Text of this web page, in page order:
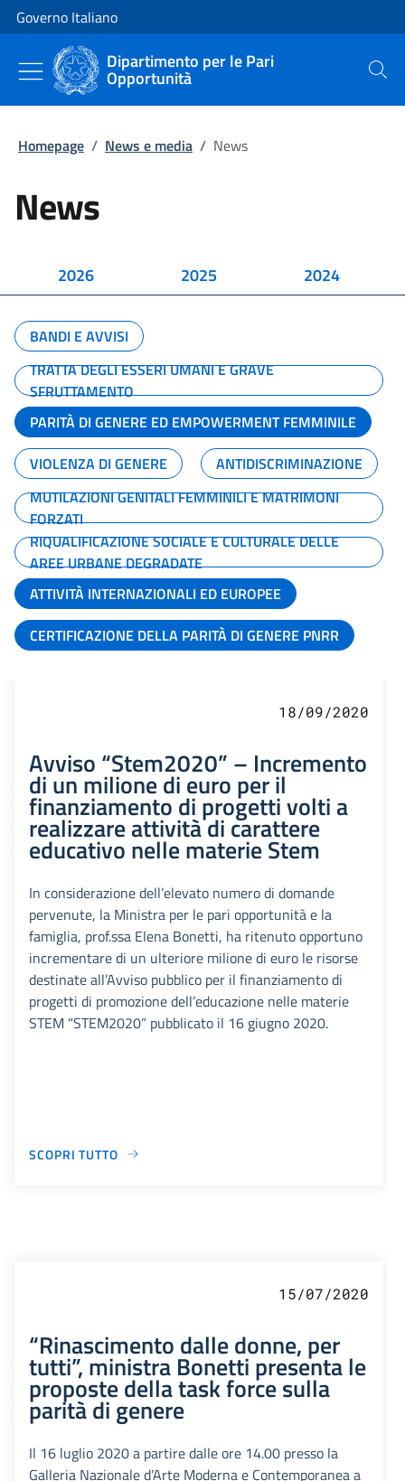
Vai al contenuto
Vai alla navigazione del sito
Governo Italiano
Dipartimento per le Pari
Opportunità Cerca
Homepage / News e media / News
News
2026 2025 2024
BANDI E AVVISI
TRATTA DEGLI ESSERI UMANI E GRAVE
SFRUTTAMENTO
PARITÀ DI GENERE ED EMPOWERMENT FEMMINILE
VIOLENZA DI GENERE
ANTIDISCRIMINAZIONE
MUTILAZIONI GENITALI FEMMINILI E MATRIMONI
FORZATI
RIQUALIFICAZIONE SOCIALE E CULTURALE DELLE
AREE URBANE DEGRADATE
ATTIVITÀ INTERNAZIONALI ED EUROPEE
CERTIFICAZIONE DELLA PARITÀ DI GENERE PNRR
18/09/2020
Avviso “Stem2020” – Incremento
di un milione di euro per il
finanziamento di progetti volti a
realizzare attività di carattere
educativo nelle materie Stem
In considerazione dell’elevato numero di domande
pervenute, la Ministra per le pari opportunità e la
famiglia, prof.ssa Elena Bonetti, ha ritenuto opportuno
incrementare di un ulteriore milione di euro le risorse
destinate all’Avviso pubblico per il finanziamento di
progetti di promozione dell’educazione nelle materie
STEM “STEM2020” pubblicato il 16 giugno 2020.
SCOPRI TUTTO
15/07/2020
“Rinascimento dalle donne, per
tutti”, ministra Bonetti presenta le
proposte della task force sulla
parità di genere
Il 16 luglio 2020 a partire dalle ore 14.00 presso la
Galleria Nazionale d’Arte Moderna e Contemporanea a